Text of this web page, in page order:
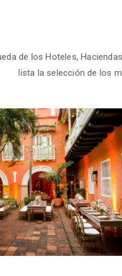
de los Hoteles,
lista la selección de los